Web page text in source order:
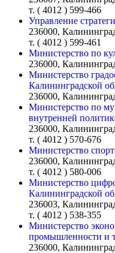
т. ( 4012 ) 599-466
Управление
236000,
т. ( 4012 ) 599-461
Министерство по
236000,
Министерство
Калининградской
236000,
Министерство по
внутренней
236000,
т. ( 4012 ) 570-676
Министерство
236000,
т. ( 4012 ) 580-006
Министерство
Калининградской
236003,
т. ( 4012 ) 538-355
Министерство
промышленности и
236000,